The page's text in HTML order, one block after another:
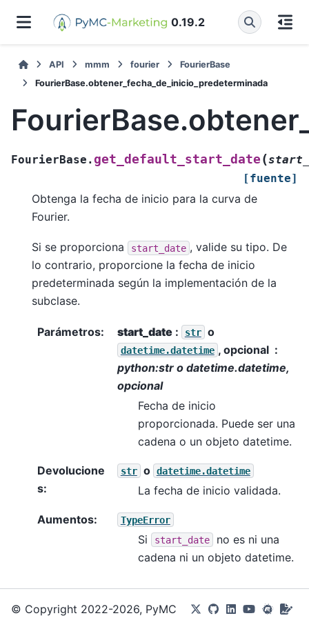
0.19.2
API mmm fourier
FourierBase
FourierBase.obtener_fecha_de_inicio_predeterminada
FourierBase. get_default_start_date (
[fuente]
Obtenga la fecha de inicio para la curva de
Fourier.
Si se proporciona start_date , valide su tipo. De
lo contrario, proporcione la fecha de inicio
predeterminada según la implementación de la
subclase.
Parámetros: start_date: str o
datetime.datetime , opcional
python:str o datetime.datetime,
opcional
Fecha de inicio
proporcionada. Puede ser una
cadena o un objeto datetime.
Devolucione
s:
str o datetime.datetime
La fecha de inicio validada.
Aumentos: TypeError
Si start_date
no es ni una
cadena ni un objeto datetime.
© Copyright 2022-2026, PyMC